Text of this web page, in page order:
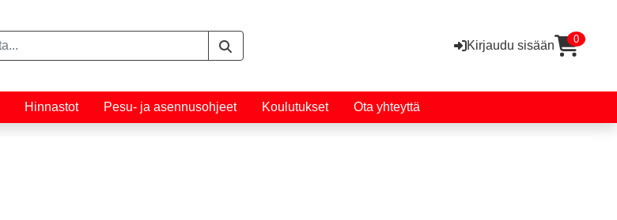
Kirjaudu sisään 0
Hinnastot Pesu- ja asennusohjeet Koulutukset Ota yhteyttä